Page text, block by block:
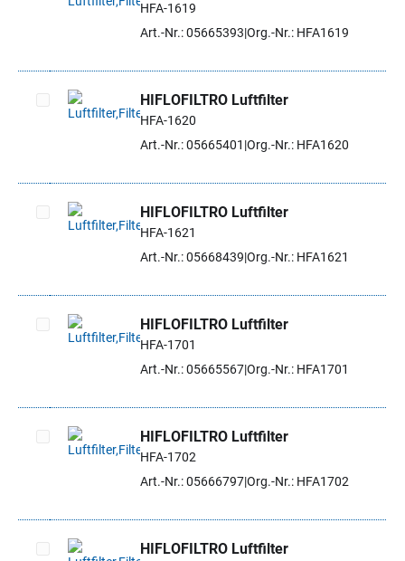
Artikel auswählen
HFA-1619
Art.-Nr.: 05665393 Org.-Nr.: HFA1619
Artikel auswählen
HIFLOFILTRO Luftfilter
HFA-1620
Art.-Nr.: 05665401 Org.-Nr.: HFA1620
Artikel auswählen
HIFLOFILTRO Luftfilter
HFA-1621
Art.-Nr.: 05668439 Org.-Nr.: HFA1621
Artikel auswählen
HIFLOFILTRO Luftfilter
HFA-1701
Art.-Nr.: 05665567Org.-Nr.: HFA1701
Artikel auswählen
HIFLOFILTRO Luftfilter
HFA-1702
Art.-Nr.: 05666797Org.-Nr.: HFA1702
HIFLOFILTRO Luftfilter